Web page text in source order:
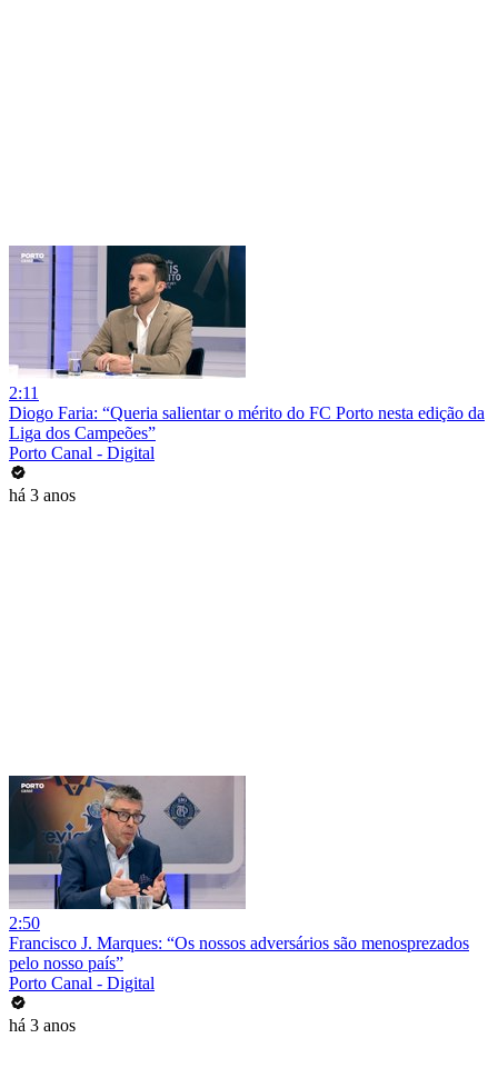
2:11
Diogo Faria: “Queria salientar o mérito do FC Porto nesta edição da
Liga dos Campeões”
Porto Canal - Digital
há 3 anos
2:50
Francisco J. Marques: “Os nossos adversários são menosprezados
pelo nosso país”
Porto Canal - Digital
há 3 anos